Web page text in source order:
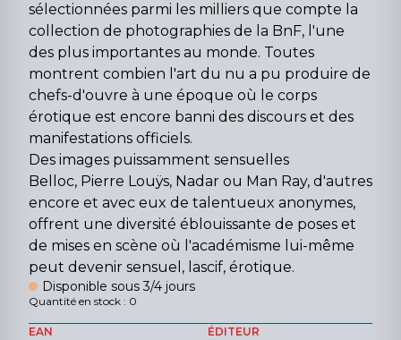
sélectionnées parmi les milliers que compte la
collection de photographies de la BnF, l'une
des plus importantes au monde. Toutes
montrent combien l'art du nu a pu produire de
chefs-d'ouvre à une époque où le corps
érotique est encore banni des discours et des
manifestations officiels.
Des images puissamment sensuelles
Belloc, Pierre Louÿs, Nadar ou Man Ray, d'autres
encore et avec eux de talentueux anonymes,
offrent une diversité éblouissante de poses et
de mises en scène où l'académisme lui-même
peut devenir sensuel, lascif, érotique.
Disponible sous 3/4 jours
Quantité en stock : 0
EAN ÉDITEUR